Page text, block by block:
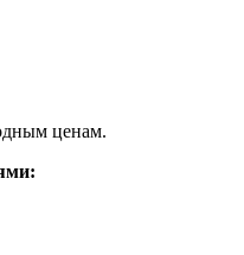
ценам.